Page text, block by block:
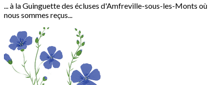
... à la Guinguette des écluses d'Amfreville-sous-les-Monts où
nous sommes reçus...